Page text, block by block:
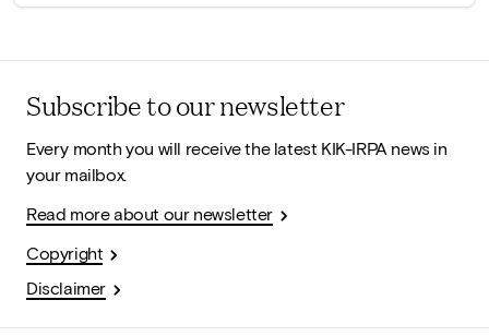
Subscribe to our newsletter
Every month you will receive the latest KIK-IRPA news in
your mailbox.
Read more about our newsletter
Copyright
Disclaimer